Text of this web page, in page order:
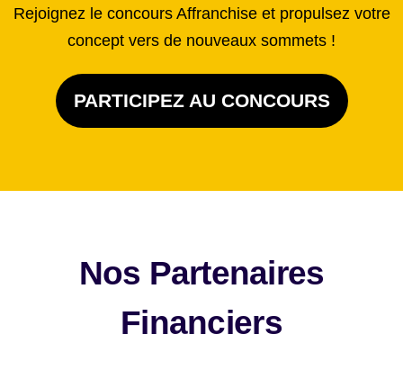
Rejoignez le concours Affranchise et propulsez votre
concept vers de nouveaux sommets !
PARTICIPEZ AU CONCOURS
Nos Partenaires
Financiers